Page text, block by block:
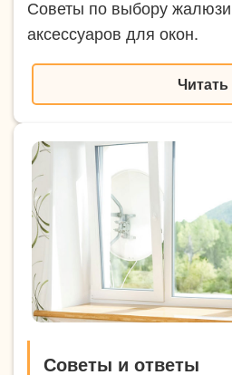
Советы по выбору
аксессуаров для окон.
Читать
Советы и ответы